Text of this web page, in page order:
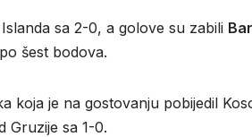
sa 2-0, a golove su zabili
šest bodova.
koja je na gostovanju pobijedil
Gruzije sa 1-0.